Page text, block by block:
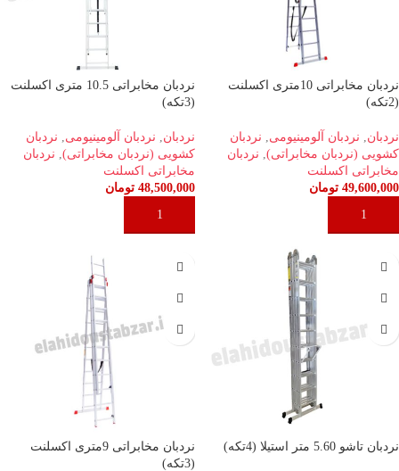
نردبان مخابراتی 10متری اکسلنت
(2تکه)
نردبان, نردبان آلومینیومی, نردبان
کشویی (نردبان مخابراتی), نردبان
مخابراتی اکسلنت
49,600,000 تومان
افزودن به سبد خرید
نردبان مخابراتی 10.5 متری اکسلنت
(3تکه)
نردبان, نردبان آلومینیومی, نردبان
کشویی (نردبان مخابراتی), نردبان
مخابراتی اکسلنت
48,500,000 تومان
افزودن به سبد خرید
نردبان تاشو 5.60 متر استیلا (4تکه)
نردبان مخابراتی 9متری اکسلنت
(3تکه)